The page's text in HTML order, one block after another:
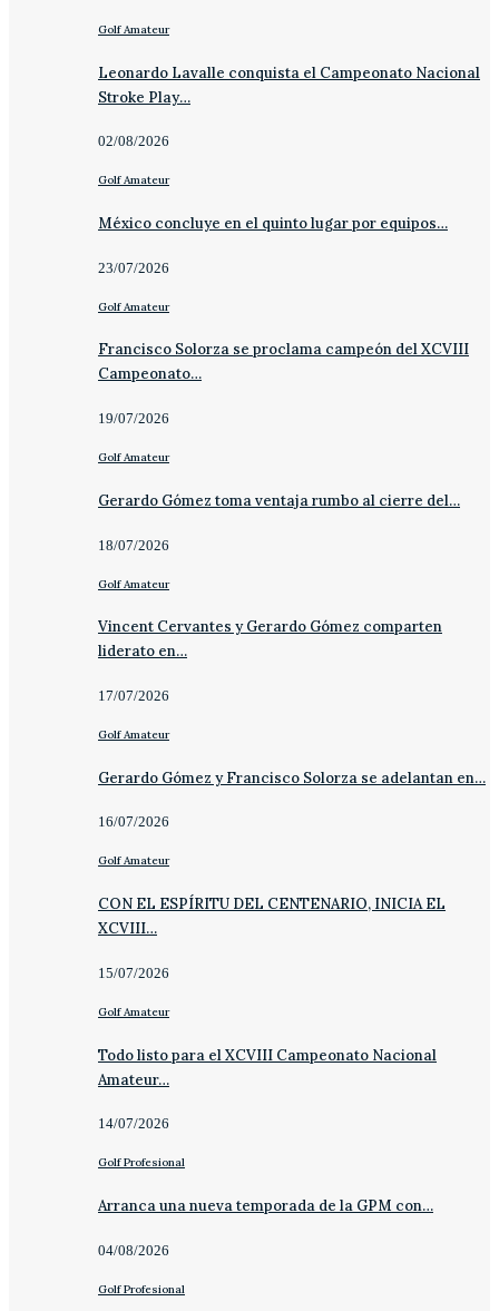
Golf Amateur
Leonardo Lavalle conquista el Campeonato Nacional
Stroke Play…
02/08/2026
Golf Amateur
México concluye en el quinto lugar por equipos…
23/07/2026
Golf Amateur
Francisco Solorza se proclama campeón del XCVIII
Campeonato…
19/07/2026
Golf Amateur
Gerardo Gómez toma ventaja rumbo al cierre del…
18/07/2026
Golf Amateur
Vincent Cervantes y Gerardo Gómez comparten
liderato en…
17/07/2026
Golf Amateur
Gerardo Gómez y Francisco Solorza se adelantan en…
16/07/2026
Golf Amateur
CON EL ESPÍRITU DEL CENTENARIO, INICIA EL
XCVIII…
15/07/2026
Golf Amateur
Todo listo para el XCVIII Campeonato Nacional
Amateur…
14/07/2026
Golf Profesional
Arranca una nueva temporada de la GPM con…
04/08/2026
Golf Profesional